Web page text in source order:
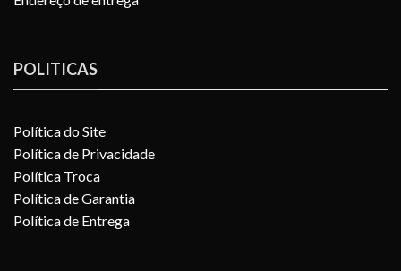
POLITICAS
Política do Site
Política de Privacidade
Política Troca
Política de Garantia
Política de Entrega